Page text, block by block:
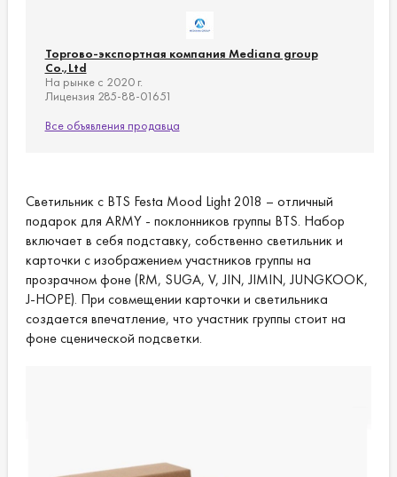
Торгово-экспортная компания Mediana group
Co.,Ltd
На рынке с 2020 г.
Лицензия 285-88-01651
Все объявления продавца
Светильник с BTS Festa Mood Light 2018 – отличный
подарок для ARMY - поклонников группы BTS. Набор
включает в себя подставку, собственно светильник и
карточки с изображением участников группы на
прозрачном фоне (RM, SUGA, V, JIN, JIMIN, JUNGKOOK,
J-HOPE). При совмещении карточки и светильника
создается впечатление, что участник группы стоит на
фоне сценической подсветки.